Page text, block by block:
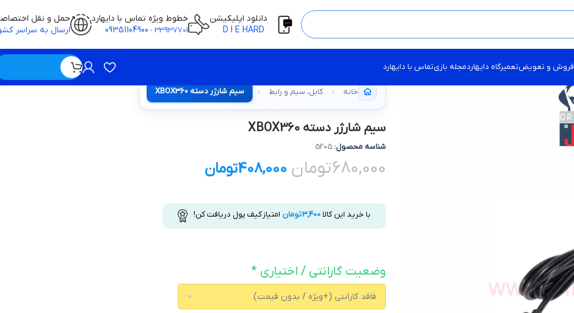
دانلود اپلیکیشن
خطوط ویژه تماس با دایهارد
33937701
-
09351104900
حمل و نقل
ارسال به سراسر
فروش و تعویضتعمیرگاه دایهاردمجله بازیتماس با دایهارد
خانه کابل، سیم و رابط سيم شارژر دسته XBOX360
سيم شارژر دسته XBOX360
شناسه محصول: 5205
680,000تومان 408,000تومان
با خرید این کالا3,400تومان امتیاز کیف پول دریافت کن!
وضعیت گارانتی / اختیاری *